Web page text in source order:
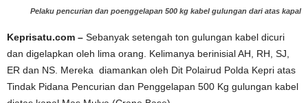
Pelaku pencurian dan poenggelapan 500 kg kabel gulungan dari atas kapal
Keprisatu.com – Sebanyak setengah ton gulungan kabel dicuri
dan digelapkan oleh lima orang. Kelimanya berinisial AH, RH, SJ,
ER dan NS. Mereka diamankan oleh Dit Polairud Polda Kepri atas
Tindak Pidana Pencurian dan Penggelapan 500 Kg gulungan kabel